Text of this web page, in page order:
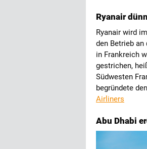
Ryanair
Ryanair wird
den Betrieb
in Frankreich
gestrichen,
Südwesten
begründete
Airliners
Abu Dhabi